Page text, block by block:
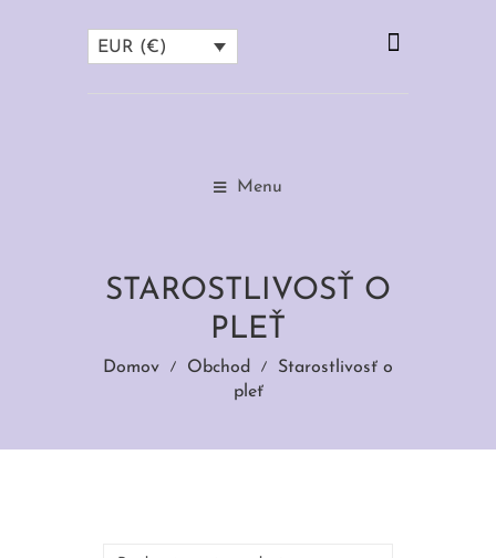
EUR (€)
Menu
STAROSTLIVOSŤ O
PLEŤ
Domov Obchod
Starostlivosť o
pleť